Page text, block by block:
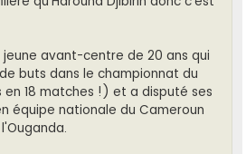
jeune avant-centre de 20 ans qui
buts dans le championnat du
18 matches !) et a disputé ses
équipe nationale du Cameroun